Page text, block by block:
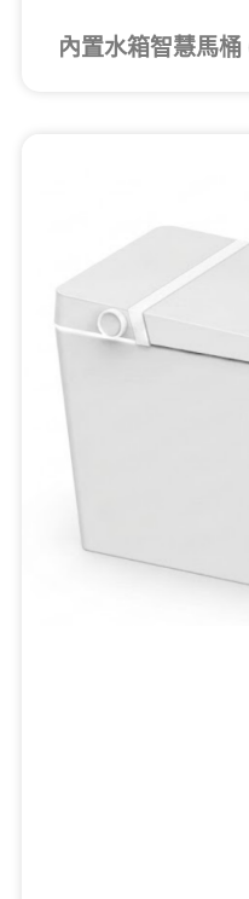
內置水箱智慧馬